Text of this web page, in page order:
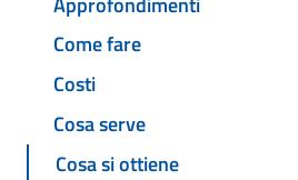
Come fare
Costi
Cosa serve
Cosa si ottiene